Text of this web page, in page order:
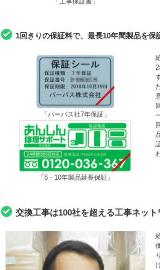
1回きりの保証料で、最長10年間製品を保
「パーパス社7年保証」
「8・10年製品延長保証」
交換工事は100社を超える工事ネッ